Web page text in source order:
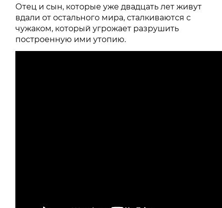
Отец и сын, которые уже двадцать лет живут
вдали от остального мира, сталкиваются с
чужаком, который угрожает разрушить
построенную ими утопию.